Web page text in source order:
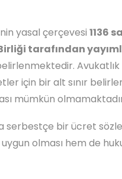
yasal çerçevesi 1136
tarafından
için bir alt sınır
mümkün
serbestçe bir ücret
olması hem de